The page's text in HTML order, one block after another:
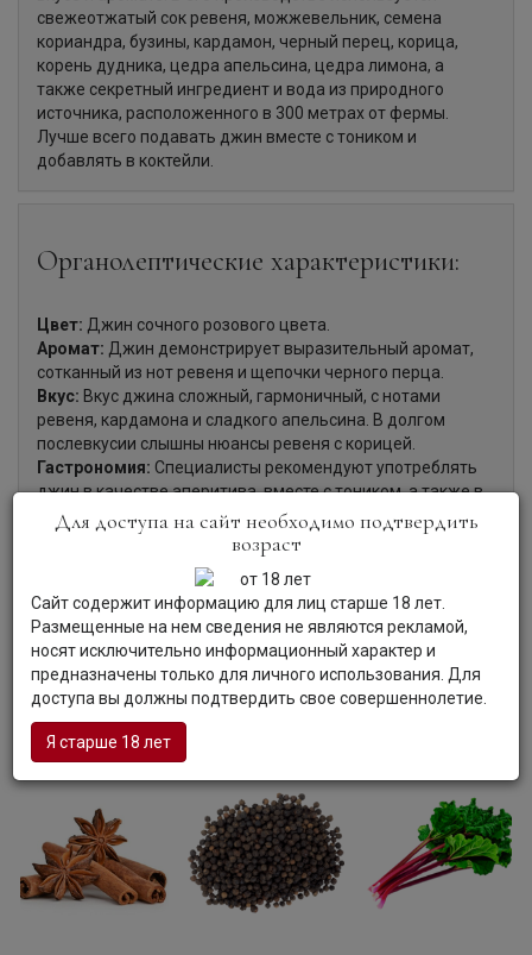
свежеотжатый сок ревеня, можжевельник, семена
кориандра, бузины, кардамон, черный перец, корица,
корень дудника, цедра апельсина, цедра лимона, а
также секретный ингредиент и вода из природного
источника, расположенного в 300 метрах от фермы.
Лучше всего подавать джин вместе с тоником и
добавлять в коктейли.
Органолептические характеристики:
Цвет: Джин сочного розового цвета.
Аромат: Джин демонстрирует выразительный аромат,
сотканный из нот ревеня и щепочки черного перца.
Вкус: Вкус джина сложный, гармоничный, с нотами
ревеня, кардамона и сладкого апельсина. В долгом
послевкусии слышны нюансы ревеня с корицей.
Гастрономия: Специалисты рекомендуют употреблять
джин в качестве аперитива, вместе с тоником, а также в
составе разнообразных коктейлей.
Для доступа на сайт необходимо подтвердить
возраст
Сайт содержит информацию для лиц старше 18 лет.
Размещенные на нем сведения не являются рекламой,
носят исключительно информационный характер и
предназначены только для личного использования. Для
доступа вы должны подтвердить свое совершеннолетие.
Я старше 18 лет